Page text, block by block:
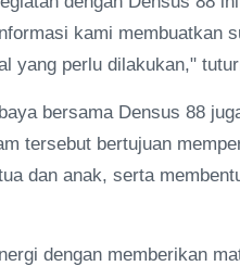
kami membuatkan
yang perlu dilakukan,"
bersama Densus 88
tersebut bertujuan
dan anak, serta
dengan memberikan